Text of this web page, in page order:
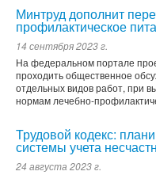
Минтруд дополнит
профилактическое
14 сентября 2023 г.
На федеральном портале
проходить общественное
отдельных видов работ, при
нормам лечебно-
Трудовой кодекс:
системы учета
24 августа 2023 г.